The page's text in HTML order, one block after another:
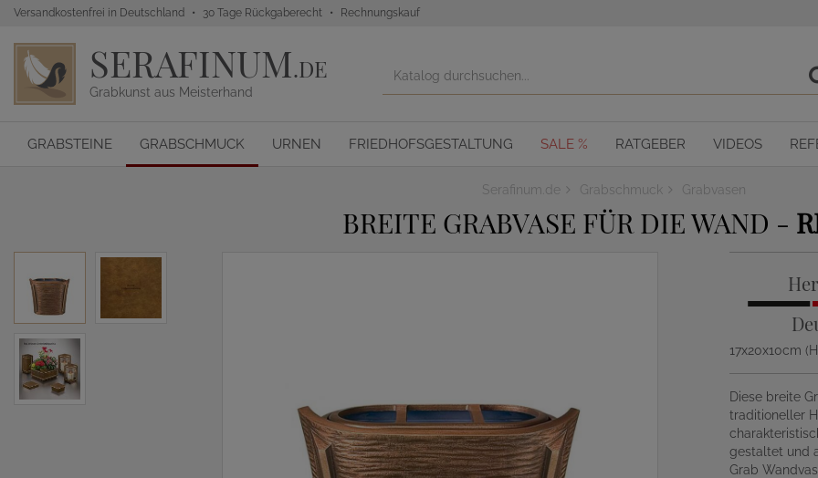
Versandkostenfrei in Deutschland 30 Tage Rückgaberecht Rechnungskauf
SERAFINUM.DE
Grabkunst aus Meisterhand
GRABSTEINE GRABSCHMUCK URNEN FRIEDHOFSGESTALTUNG SALE % RATGEBER VIDEOS
Serafinum.de Grabschmuck Grabvasen
BREITE GRABVASE FÜR DIE WAND -
17x20x10cm
Diese breite
traditioneller
gestaltet und
Grab